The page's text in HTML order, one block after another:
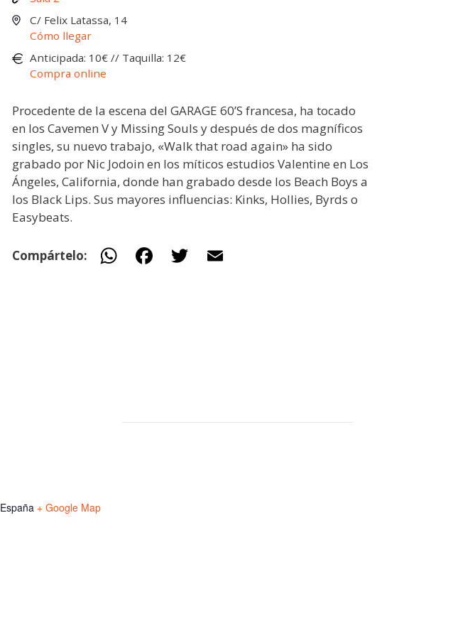
C/ Felix Latassa, 14
Cómo llegar
Anticipada: 10€ // Taquilla: 12€
Compra online
Procedente de la escena del GARAGE 60’S francesa, ha tocado
en los Cavemen V y Missing Souls y después de dos magníficos
singles, su nuevo trabajo, «Walk that road again» ha sido
grabado por Nic Jodoin en los míticos estudios Valentine en Los
Ángeles, California, donde han grabado desde los Beach Boys a
los Black Lips. Sus mayores influencias: Kinks, Hollies, Byrds o
Easybeats.
Compártelo: W
España + Google Map